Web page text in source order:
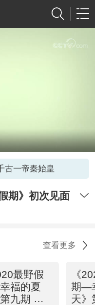
古一帝秦始皇
期》初次见面
查看更多
最野假
福的夏
九期 天
《
期—
天》